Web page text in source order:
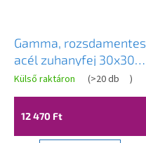
Gamma, rozsdamentes
acél zuhanyfej 30x30
cm, matt arany, GMA-
DMK30-BGD
Külső raktáron (>20 db )
12 470 Ft